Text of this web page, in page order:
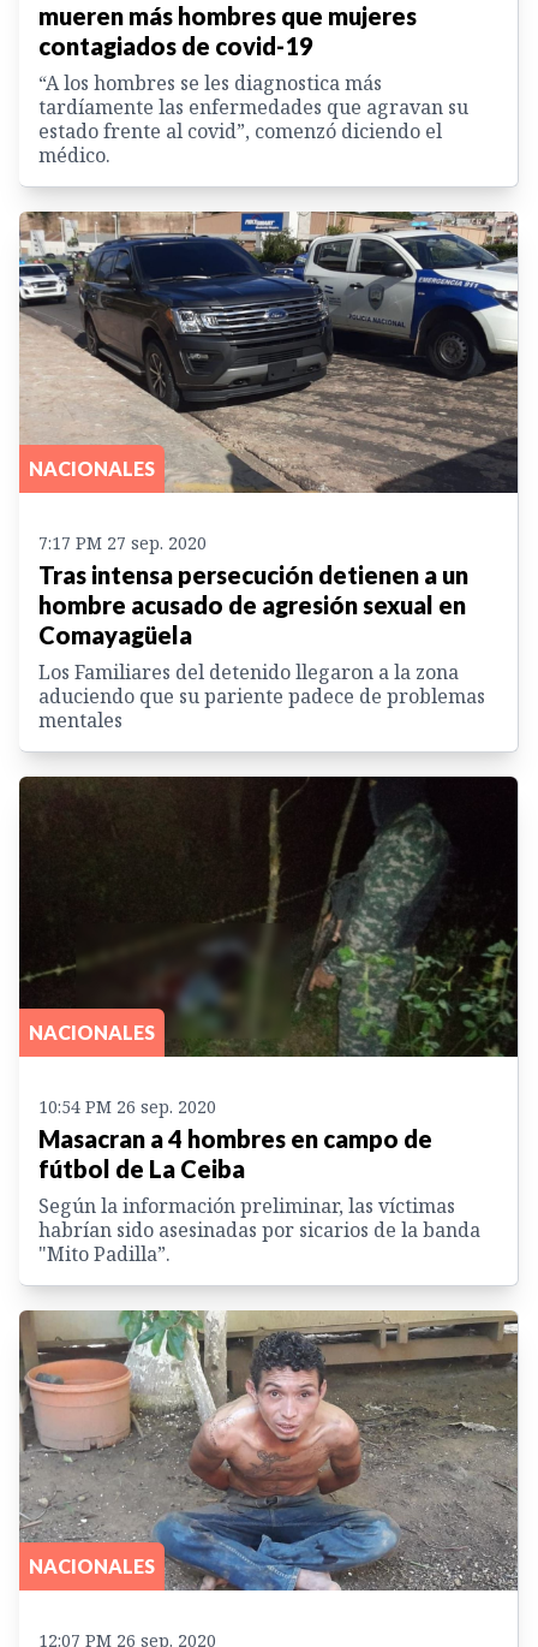
mueren más hombres que mujeres
contagiados de covid-19
“A los hombres se les diagnostica más
tardíamente las enfermedades que agravan su
estado frente al covid”, comenzó diciendo el
médico.
NACIONALES
7:17 PM 27 sep. 2020
Tras intensa persecución detienen a un
hombre acusado de agresión sexual en
Comayagüela
Los Familiares del detenido llegaron a la zona
aduciendo que su pariente padece de problemas
mentales
NACIONALES
10:54 PM 26 sep. 2020
Masacran a 4 hombres en campo de
fútbol de La Ceiba
Según la información preliminar, las víctimas
habrían sido asesinadas por sicarios de la banda
"Mito Padilla”.
NACIONALES
12:07 PM 26 sep. 2020